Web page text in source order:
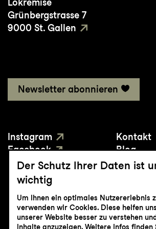
mit einer Auswahl Jiddischer
Lieder aus dem Warschau der
zusammen mit der
Gesamteinspielung des
Grünbergstrasse 7
9000 St. Gallen
Newsletter abonnieren
Instagram
Facebook
YouTube
Kontakt
Blog
Presse
Der Schutz Ihrer Daten ist
wichtig
Um Ihnen ein optimales Nutzererlebnis
verwenden wir Cookies. Diese helfen
unserer Website besser zu verstehen
Inhalte anzuzeigen. Weitere Infos finden